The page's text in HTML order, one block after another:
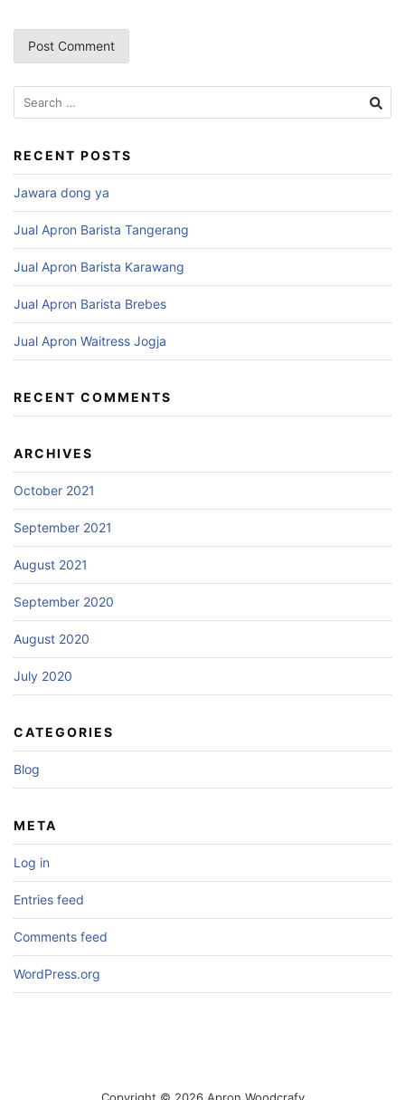
RECENT POSTS
Jawara dong ya
Jual Apron Barista Tangerang
Jual Apron Barista Karawang
Jual Apron Barista Brebes
Jual Apron Waitress Jogja
RECENT COMMENTS
ARCHIVES
October 2021
September 2021
August 2021
September 2020
August 2020
July 2020
CATEGORIES
Blog
META
Log in
Entries feed
Comments feed
WordPress.org